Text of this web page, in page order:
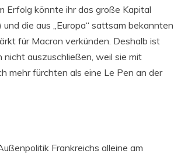
Erfolg könnte ihr das große Kapital
die aus „Europa“ sattsam bekannten
für Macron verkünden. Deshalb ist
auszuschließen, weil sie mit
mehr fürchten als eine Le Pen an der
Frankreichs alleine am